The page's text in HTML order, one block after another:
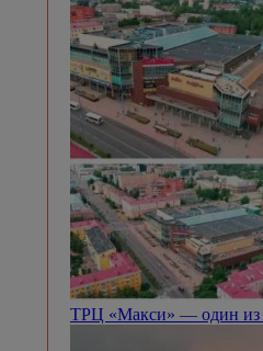
ТРЦ «Макси» — один из